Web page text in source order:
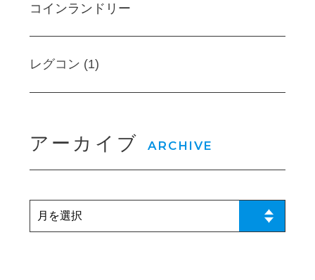
コインランドリー
レグコン (1)
アーカイブ ARCHIVE